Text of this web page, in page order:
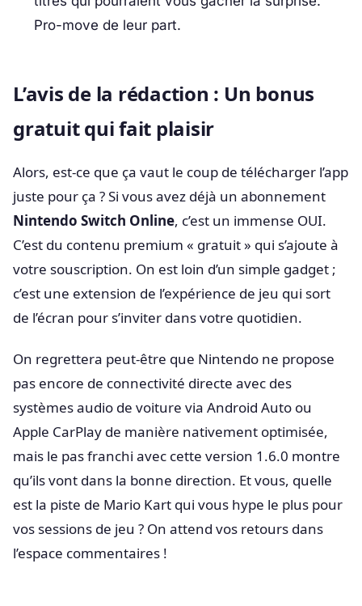
Pro-move de leur part.
L’avis de la rédaction : Un bonus
gratuit qui fait plaisir
Alors, est-ce que ça vaut le coup de télécharger l’app
juste pour ça ? Si vous avez déjà un abonnement
Nintendo Switch Online, c’est un immense OUI.
C’est du contenu premium « gratuit » qui s’ajoute à
votre souscription. On est loin d’un simple gadget ;
c’est une extension de l’expérience de jeu qui sort
de l’écran pour s’inviter dans votre quotidien.
On regrettera peut-être que Nintendo ne propose
pas encore de connectivité directe avec des
systèmes audio de voiture via Android Auto ou
Apple CarPlay de manière nativement optimisée,
mais le pas franchi avec cette version 1.6.0 montre
qu’ils vont dans la bonne direction. Et vous, quelle
est la piste de Mario Kart qui vous hype le plus pour
vos sessions de jeu ? On attend vos retours dans
l’espace commentaires !